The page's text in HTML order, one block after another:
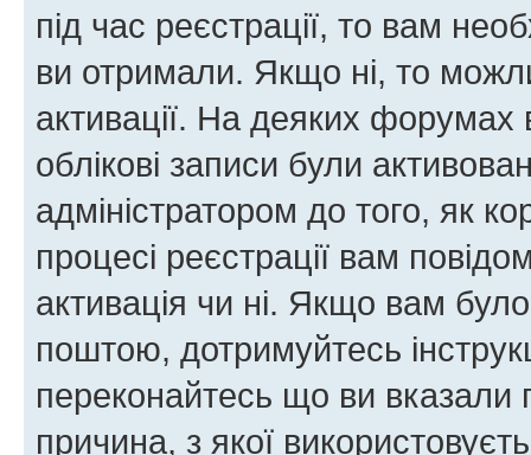
під час реєстрації, то вам
ви отримали. Якщо ні, то
активації. На деяких форумах
облікові записи були
адміністратором до того, як
процесі реєстрації вам
активація чи ні. Якщо вам
поштою, дотримуйтесь
переконайтесь що ви
причина, з якої